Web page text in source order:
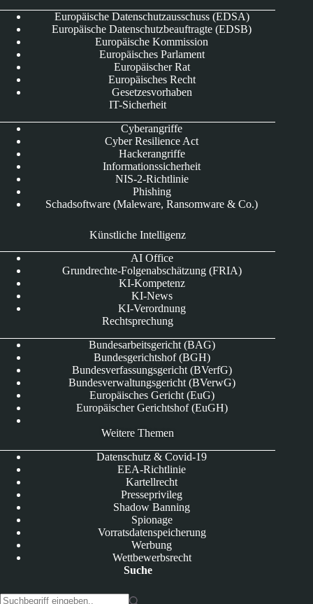
Europäische Datenschutzausschuss (EDSA)
Europäische Datenschutzbeauftragte (EDSB)
Europäische Kommission
Europäisches Parlament
Europäischer Rat
Europäisches Recht
Gesetzesvorhaben
IT-Sicherheit
Cyberangriffe
Cyber Resilience Act
Hackerangriffe
Informationssicherheit
NIS-2-Richtlinie
Phishing
Schadsoftware (Maleware, Ransomware & Co.)
Künstliche Intelligenz
AI Office
Grundrechte-Folgenabschätzung (FRIA)
KI-Kompetenz
KI-News
KI-Verordnung
Rechtsprechung
Bundesarbeitsgericht (BAG)
Bundesgerichtshof (BGH)
Bundesverfassungsgericht (BVerfG)
Bundesverwaltungsgericht (BVerwG)
Europäisches Gericht (EuG)
Europäischer Gerichtshof (EuGH)
Weitere Themen
Datenschutz & Covid-19
EEA-Richtlinie
Kartellrecht
Presseprivileg
Shadow Banning
Spionage
Vorratsdatenspeicherung
Werbung
Wettbewerbsrecht
Suche